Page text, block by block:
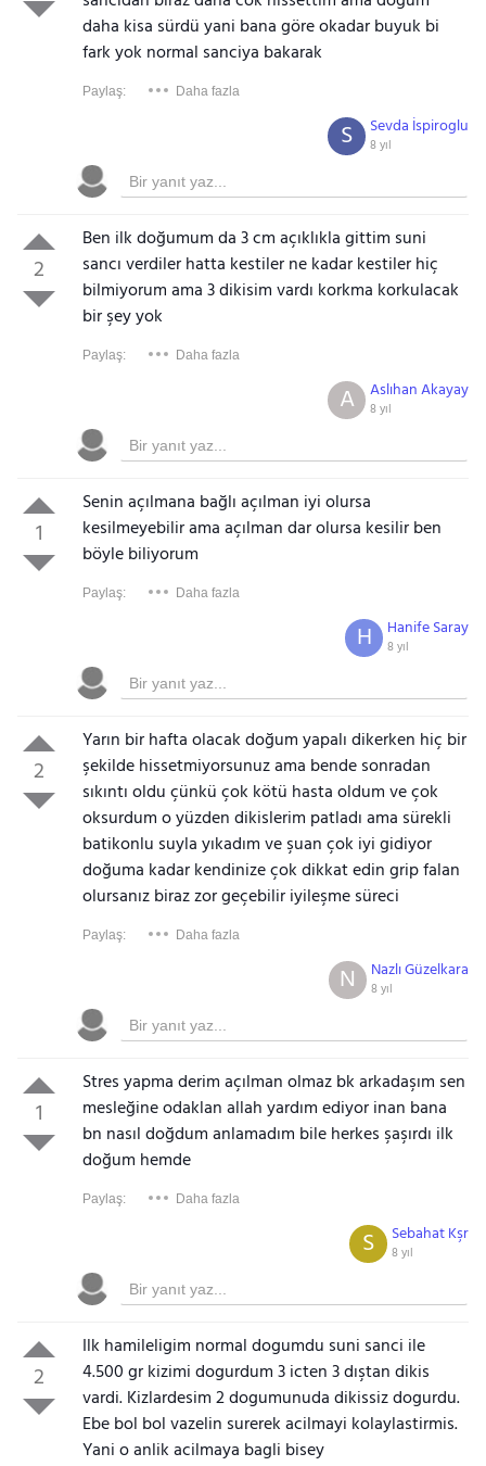
daha kisa sürdü yani bana göre okadar buyuk bi
fark yok normal sanciya bakarak
Paylaş: Daha fazla
Sevda İspiroglu
8 yıl
S
2
Ben ilk doğumum da 3 cm açıklıkla gittim suni
sancı verdiler hatta kestiler ne kadar kestiler hiç
bilmiyorum ama 3 dikisim vardı korkma korkulacak
bir şey yok
Paylaş: Daha fazla
Aslıhan Akayay
8 yıl
A
1
Senin açılmana bağlı açılman iyi olursa
kesilmeyebilir ama açılman dar olursa kesilir ben
böyle biliyorum
Paylaş: Daha fazla
Hanife Saray
8 yıl
H
2
Yarın bir hafta olacak doğum yapalı dikerken hiç bir
şekilde hissetmiyorsunuz ama bende sonradan
sıkıntı oldu çünkü çok kötü hasta oldum ve çok
oksurdum o yüzden dikislerim patladı ama sürekli
batikonlu suyla yıkadım ve şuan çok iyi gidiyor
doğuma kadar kendinize çok dikkat edin grip falan
olursanız biraz zor geçebilir iyileşme süreci
Paylaş: Daha fazla
Nazlı Güzelkara
8 yıl
N
1
Stres yapma derim açılman olmaz bk arkadaşım sen
mesleğine odaklan allah yardım ediyor inan bana
bn nasıl doğdum anlamadım bile herkes şaşırdı ilk
doğum hemde
Paylaş: Daha fazla
Sebahat Kşr
8 yıl
S
2
Ilk hamileligim normal dogumdu suni sanci ile
4.500 gr kizimi dogurdum 3 icten 3 dıştan dikis
vardi. Kizlardesim 2 dogumunuda dikissiz dogurdu.
Ebe bol bol vazelin surerek acilmayi kolaylastirmis.
Yani o anlik acilmaya bagli bisey